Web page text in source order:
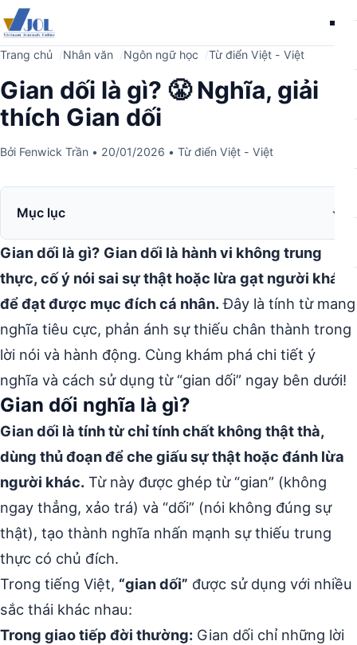
Trang chủ Nhân văn Ngôn ngữ học Từ điển Việt - Việt
Gian dối là gì? 😤 Nghĩa, giải
thích Gian dối
Bởi Fenwick Trần • 20/01/2026 • Từ điển Việt - Việt
Mục lục
Gian dối là gì? Gian dối là hành vi không trung
thực, cố ý nói sai sự thật hoặc lừa gạt người khác
để đạt được mục đích cá nhân.Đây là tính từ mang
nghĩa tiêu cực, phản ánh sự thiếu chân thành trong
lời nói và hành động. Cùng khám phá chi tiết ý
nghĩa và cách sử dụng từ “gian dối” ngay bên dưới!
Gian dối nghĩa là gì?
Gian dối là tính từ chỉ tính chất không thật thà,
dùng thủ đoạn để che giấu sự thật hoặc đánh lừa
người khác. Từ này được ghép từ “gian” (không
ngay thẳng, xảo trá) và “dối” (nói không đúng sự
thật), tạo thành nghĩa nhấn mạnh sự thiếu trung
thực có chủ đích.
Trong tiếng Việt, “gian dối” được sử dụng với nhiều
sắc thái khác nhau:
Trong giao tiếp đời thường: Gian dối chỉ những lời